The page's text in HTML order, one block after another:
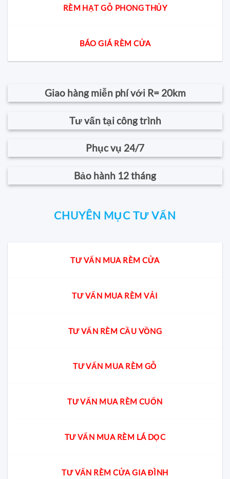
RÈM HẠT GỖ PHONG THỦY
BÁO GIÁ RÈM CỬA
Giao hàng miễn phí với R= 20km
Tư vấn tại công trình
Phục vụ 24/7
Bảo hành 12 tháng
CHUYÊN MỤC TƯ VẤN
TƯ VẤN MUA RÈM CỬA
TƯ VẤN MUA RÈM VẢI
TƯ VẤN RÈM CẦU VỒNG
TƯ VẤN MUA RÈM GỖ
TƯ VẤN MUA RÈM CUỐN
TƯ VẤN MUA RÈM LÁ DỌC
TƯ VẤN RÈM CỬA GIA ĐÌNH